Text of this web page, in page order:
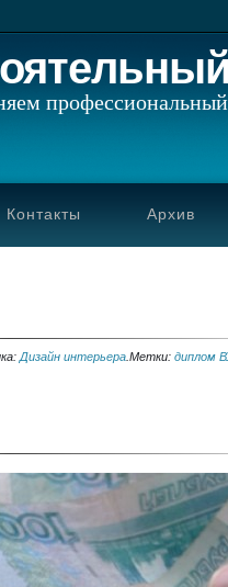
Контакты Архив
Дизайн интерьера Метки: диплом